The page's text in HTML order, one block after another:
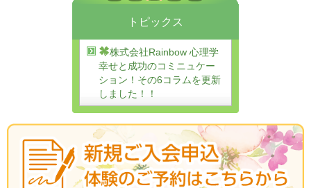
トピックス
株式会社Rainbow 心理学
幸せと成功のコミニュケー
ション！その6コラムを更新
しました！！